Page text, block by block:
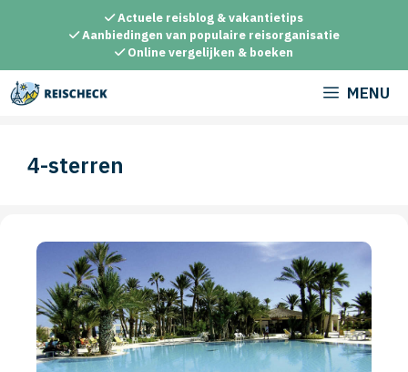
inhoud
Actuele reisblog & vakantietips
Aanbiedingen van populaire reisorganisatie
Online vergelijken & boeken
MENU
4-sterren